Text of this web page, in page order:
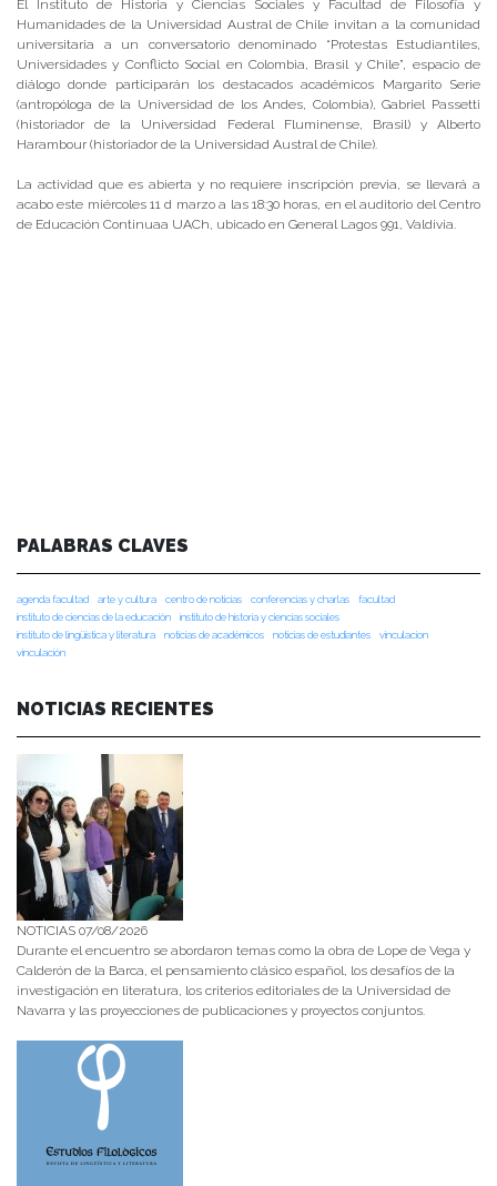
El Instituto de Historia y Ciencias Sociales y Facultad de Filosofía y
Humanidades de la Universidad Austral de Chile invitan a la comunidad
universitaria a un conversatorio denominado “Protestas Estudiantiles,
Universidades y Conflicto Social en Colombia, Brasil y Chile”, espacio de
diálogo donde participarán los destacados académicos Margarito Serie
(antropóloga de la Universidad de los Andes, Colombia), Gabriel Passetti
(historiador de la Universidad Federal Fluminense, Brasil) y Alberto
Harambour (historiador de la Universidad Austral de Chile).
La actividad que es abierta y no requiere inscripción previa, se llevará a
acabo este miércoles 11 d marzo a las 18:30 horas, en el auditorio del Centro
de Educación Continuaa UACh, ubicado en General Lagos 991, Valdivia.
PALABRAS CLAVES
agenda facultad arte y cultura centro de noticias conferencias y charlas
facultad
instituto de ciencias de la educación
instituto de historia y ciencias sociales
instituto de lingüística y literatura
noticias de académicos noticias de estudiantes
vinculacion
vinculación
NOTICIAS RECIENTES
NOTICIAS 07/08/2026
Durante el encuentro se abordaron temas como la obra de Lope de Vega y
Calderón de la Barca, el pensamiento clásico español, los desafíos de la
investigación en literatura, los criterios editoriales de la Universidad de
Navarra y las proyecciones de publicaciones y proyectos conjuntos.